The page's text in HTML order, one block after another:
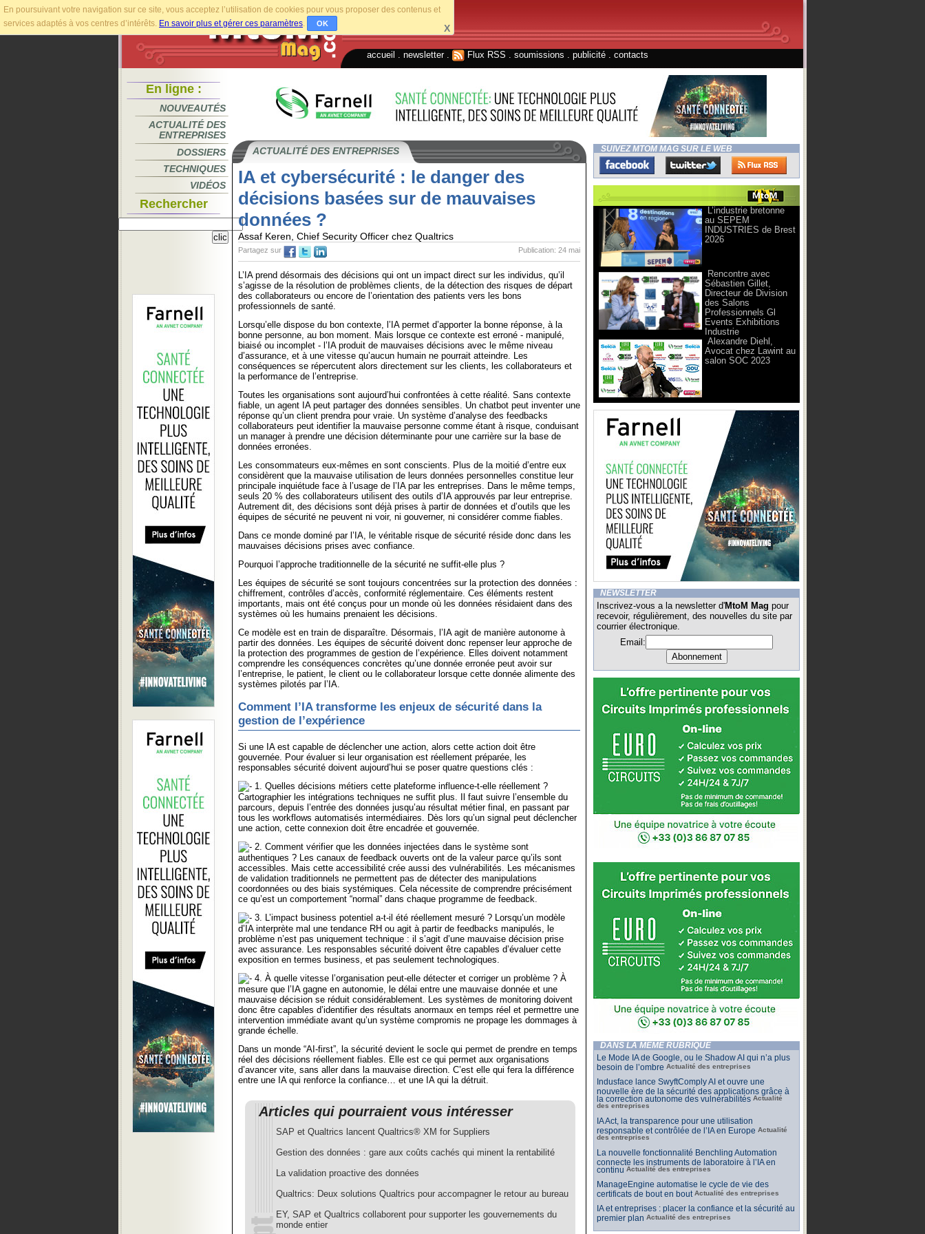
En poursuivant votre navigation sur ce site, vous acceptez l’utilisation de cookies pour vous proposer des contenus et
services adaptés à vos centres d’intérêts. En savoir plus et gérer ces paramètres. OK X
accueil newsletter. Flux RSS soumissions publicité contacts
En ligne :
NOUVEAUTÉS
ACTUALITÉ DES
ENTREPRISES
DOSSIERS
TECHNIQUES
VIDÉOS
Rechercher
ACTUALITÉ DES ENTREPRISES
IA et cybersécurité : le danger des
décisions basées sur de mauvaises
données ?
Assaf Keren, Chief Security Officer chez Qualtrics
Publication: 24 mai
Partagez sur
L’IA prend désormais des décisions qui ont un impact direct sur les individus, qu’il
s’agisse de la résolution de problèmes clients, de la détection des risques de départ
des collaborateurs ou encore de l’orientation des patients vers les bons
professionnels de santé.
Lorsqu’elle dispose du bon contexte, l’IA permet d’apporter la bonne réponse, à la
bonne personne, au bon moment. Mais lorsque ce contexte est erroné - manipulé,
biaisé ou incomplet - l’IA produit de mauvaises décisions avec le même niveau
d’assurance, et à une vitesse qu’aucun humain ne pourrait atteindre. Les
conséquences se répercutent alors directement sur les clients, les collaborateurs et
la performance de l’entreprise.
Toutes les organisations sont aujourd’hui confrontées à cette réalité. Sans contexte
fiable, un agent IA peut partager des données sensibles. Un chatbot peut inventer une
réponse qu’un client prendra pour vraie. Un système d’analyse des feedbacks
collaborateurs peut identifier la mauvaise personne comme étant à risque, conduisant
un manager à prendre une décision déterminante pour une carrière sur la base de
données erronées.
Les consommateurs eux-mêmes en sont conscients. Plus de la moitié d’entre eux
considèrent que la mauvaise utilisation de leurs données personnelles constitue leur
principale inquiétude face à l’usage de l’IA par les entreprises. Dans le même temps,
seuls 20 % des collaborateurs utilisent des outils d’IA approuvés par leur entreprise.
Autrement dit, des décisions sont déjà prises à partir de données et d’outils que les
équipes de sécurité ne peuvent ni voir, ni gouverner, ni considérer comme fiables.
Dans ce monde dominé par l’IA, le véritable risque de sécurité réside donc dans les
mauvaises décisions prises avec confiance.
Pourquoi l’approche traditionnelle de la sécurité ne suffit-elle plus ?
Les équipes de sécurité se sont toujours concentrées sur la protection des données :
chiffrement, contrôles d’accès, conformité réglementaire. Ces éléments restent
importants, mais ont été conçus pour un monde où les données résidaient dans des
systèmes où les humains prenaient les décisions.
Ce modèle est en train de disparaître. Désormais, l’IA agit de manière autonome à
partir des données. Les équipes de sécurité doivent donc repenser leur approche de
la protection des programmes de gestion de l’expérience. Elles doivent notamment
comprendre les conséquences concrètes qu’une donnée erronée peut avoir sur
l’entreprise, le patient, le client ou le collaborateur lorsque cette donnée alimente des
systèmes pilotés par l’IA.
Comment l’IA transforme les enjeux de sécurité dans la
gestion de l’expérience
Si une IA est capable de déclencher une action, alors cette action doit être
gouvernée. Pour évaluer si leur organisation est réellement préparée, les
responsables sécurité doivent aujourd’hui se poser quatre questions clés :
1. Quelles décisions métiers cette plateforme influence-t-elle réellement ?
Cartographier les intégrations techniques ne suffit plus. Il faut suivre l’ensemble du
parcours, depuis l’entrée des données jusqu’au résultat métier final, en passant par
tous les workflows automatisés intermédiaires. Dès lors qu’un signal peut déclencher
une action, cette connexion doit être encadrée et gouvernée.
2. Comment vérifier que les données injectées dans le système sont
authentiques ? Les canaux de feedback ouverts ont de la valeur parce qu’ils sont
accessibles. Mais cette accessibilité crée aussi des vulnérabilités. Les mécanismes
de validation traditionnels ne permettent pas de détecter des manipulations
coordonnées ou des biais systémiques. Cela nécessite de comprendre précisément
ce qu’est un comportement “normal” dans chaque programme de feedback.
3. L’impact business potentiel a-t-il été réellement mesuré ? Lorsqu’un modèle
d’IA interprète mal une tendance RH ou agit à partir de feedbacks manipulés, le
problème n’est pas uniquement technique : il s’agit d’une mauvaise décision prise
avec assurance. Les responsables sécurité doivent être capables d’évaluer cette
exposition en termes business, et pas seulement technologiques.
4. À quelle vitesse l’organisation peut-elle détecter et corriger un problème ? À
mesure que l’IA gagne en autonomie, le délai entre une mauvaise donnée et une
mauvaise décision se réduit considérablement. Les systèmes de monitoring doivent
donc être capables d’identifier des résultats anormaux en temps réel et permettre une
intervention immédiate avant qu’un système compromis ne propage les dommages à
grande échelle.
Dans un monde “AI-first”, la sécurité devient le socle qui permet de prendre en temps
réel des décisions réellement fiables. Elle est ce qui permet aux organisations
d’avancer vite, sans aller dans la mauvaise direction. C’est elle qui fera la différence
entre une IA qui renforce la confiance… et une IA qui la détruit.
Articles qui pourraient vous intéresser
SAP et Qualtrics lancent Qualtrics® XM for Suppliers
Gestion des données : gare aux coûts cachés qui minent la rentabilité
La validation proactive des données
Qualtrics: Deux solutions Qualtrics pour accompagner le retour au bureau
EY, SAP et Qualtrics collaborent pour supporter les gouvernements du
monde entier
SUIVEZ MTOM MAG SUR LE WEB
L’industrie bretonne
au SEPEM
INDUSTRIES de Brest
2026
Rencontre avec
Sébastien Gillet,
Directeur de Division
des Salons
Professionnels Gl
Events Exhibitions
Industrie
Alexandre Diehl,
Avocat chez Lawint au
salon SOC 2023
NEWSLETTER
Inscrivez-vous a la newsletter d'MtoM Mag pour
recevoir, régulièrement, des nouvelles du site par
courrier électronique.
Email:
DANS LA MÊME RUBRIQUE
Le Mode IA de Google, ou le Shadow AI qui n’a plus
besoin de l’ombre Actualité des entreprises
Indusface lance SwyftComply AI et ouvre une
nouvelle ère de la sécurité des applications grâce à
la correction autonome des vulnérabilités Actualité
des entreprises
IA Act, la transparence pour une utilisation
responsable et contrôlée de l’IA en Europe Actualité
des entreprises
La nouvelle fonctionnalité Benchling Automation
connecte les instruments de laboratoire à l’IA en
continu Actualité des entreprises
ManageEngine automatise le cycle de vie des
certificats de bout en bout Actualité des entreprises
IA et entreprises : placer la confiance et la sécurité au
premier plan Actualité des entreprises